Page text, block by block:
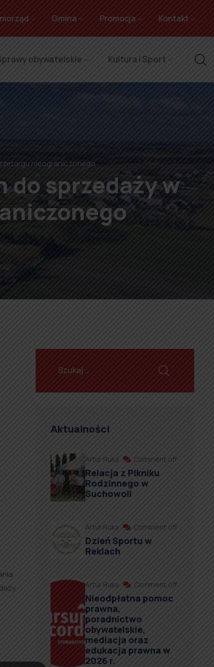
Gmina Promocja Kontakt
obywatelskie Kultura i Sport
nieograniczonego
do sprzedaży w
Aktualności
Artur Ruka Comment off
Relacja z Pikniku
Rodzinnego w
Suchowoli
Artur Ruka Comment off
Dzień Sportu w
Reklach
Artur Ruka Comment off
Nieodpłatna pomoc
prawna,
poradnictwo
obywatelskie,
mediacja oraz
edukacja prawna w
2026 r.